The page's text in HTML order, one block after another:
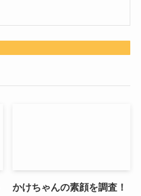
かけちゃんの素顔を調査！